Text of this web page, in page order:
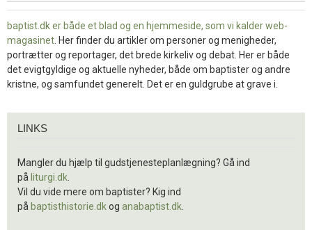
baptist.dk er både et blad og en hjemmeside, som vi kalder web-
magasinet . Her finder du artikler om personer og menigheder,
portrætter og reportager, det brede kirkeliv og debat. Her er både
det evigtgyldige og aktuelle nyheder, både om baptister og andre
kristne, og samfundet generelt. Det er en guldgrube at grave i.
LINKS
Mangler du hjælp til gudstjenesteplanlægning? Gå ind
på liturgi.dk
Vil du vide mere om baptister? Kig ind
på baptisthistorie.dkog anabaptist.dk